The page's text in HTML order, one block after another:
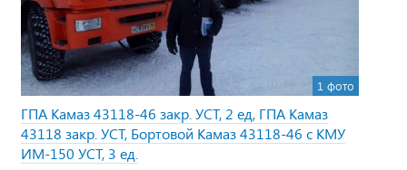
1 фото
ГПА Камаз 43118-46 закр. УСТ, 2 ед, ГПА Камаз
43118 закр. УСТ, Бортовой Камаз 43118-46 с КМУ
ИМ-150 УСТ, 3 ед.